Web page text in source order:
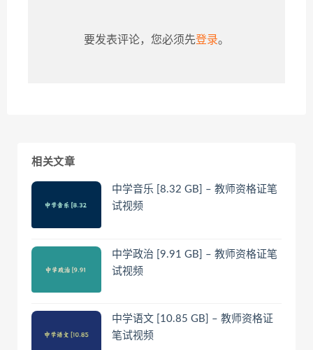
要发表评论，您必须先登录。
相关文章
中学音乐 [8.32 GB] – 教师资格证笔
试视频
中学政治 [9.91 GB] – 教师资格证笔
试视频
中学语文 [10.85 GB] – 教师资格证
笔试视频